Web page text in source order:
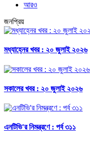
আরও
জনপ্রিয়
মধ্যাহ্নের খবর : ২০ জুলাই ২০২৬
সকালের খবর : ২০ জুলাই ২০২৬
এনটিভি'র নিমন্ত্রণে : পর্ব ৩১১